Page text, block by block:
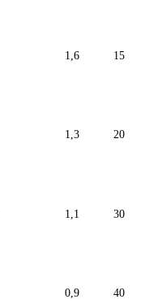
1,6 15
1,3 20
1,1 30
0,9 40